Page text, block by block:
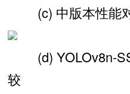
(c) 中版本性能
(d) YOLOv8n-
较